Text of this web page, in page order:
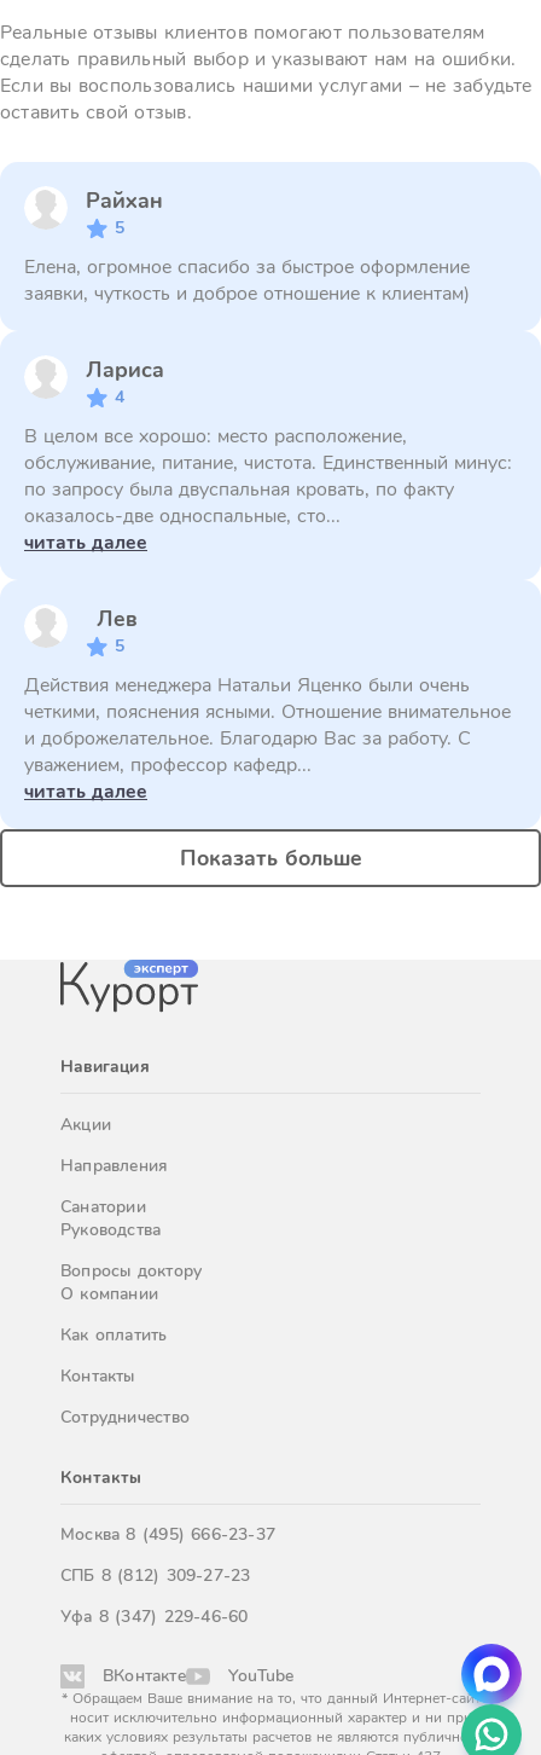
Реальные отзывы клиентов помогают пользователям
сделать правильный выбор и указывают нам на ошибки.
Если вы воспользовались нашими услугами – не забудьте
оставить свой отзыв.
Райхан
5
Елена, огромное спасибо за быстрое оформление
заявки, чуткость и доброе отношение к клиентам)
Лариса
4
В целом все хорошо: место расположение,
обслуживание, питание, чистота. Единственный минус:
по запросу была двуспальная кровать, по факту
оказалось-две односпальные, сто...
читать далее
Лев
5
Действия менеджера Натальи Яценко были очень
четкими, пояснения ясными. Отношение внимательное
и доброжелательное. Благодарю Вас за работу. С
уважением, профессор кафедр...
читать далее
Показать больше
Навигация
Акции
Направления
Санатории
Руководства
Вопросы доктору
О компании
Как оплатить
Контакты
Сотрудничество
Контакты
Москва8 (495) 666-23-37
СПБ 8 (812) 309-27-23
Уфа 8 (347) 229-46-60
ВКонтакте YouTube
* Обращаем Ваше внимание на то, что данный Интернет-сайт
носит исключительно информационный характер и ни при
каких условиях результаты расчетов не являются публичной